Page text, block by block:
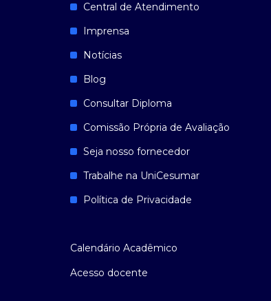
Central de Atendimento
Imprensa
Notícias
Blog
Consultar Diploma
Comissão Própria de Avaliação
Seja nosso fornecedor
Trabalhe na UniCesumar
Política de Privacidade
Calendário Acadêmico
Acesso docente